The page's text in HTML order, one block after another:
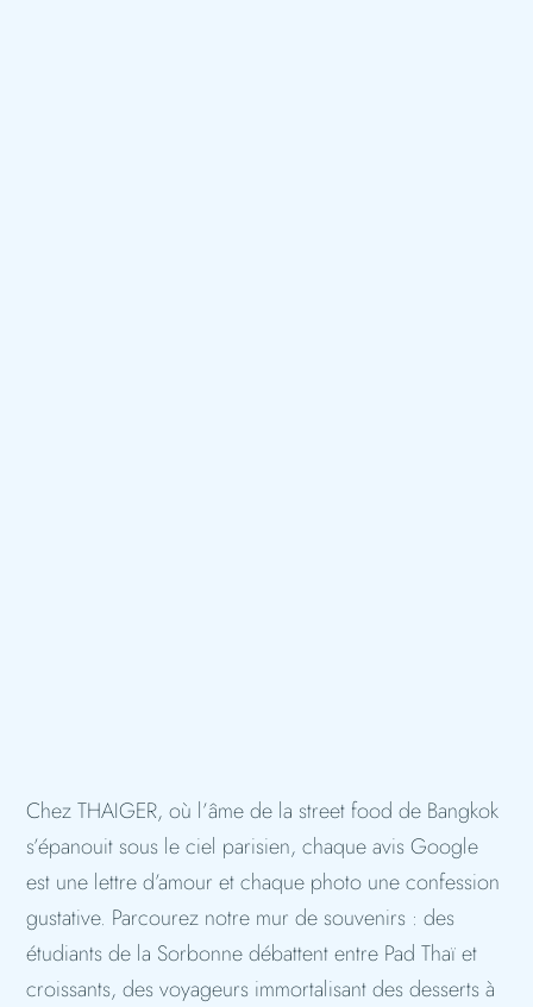
Chez THAIGER, où l’âme de la street food de Bangkok
s’épanouit sous le ciel parisien, chaque avis Google
est une lettre d’amour et chaque photo une confession
gustative. Parcourez notre mur de souvenirs : des
étudiants de la Sorbonne débattent entre Pad Thaï et
croissants, des voyageurs immortalisant des desserts à